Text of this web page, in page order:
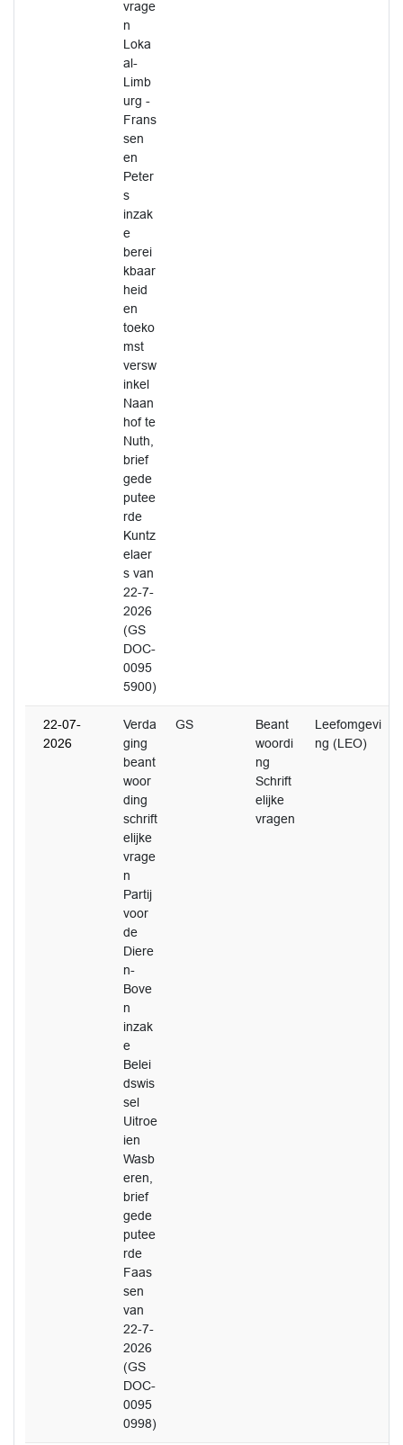
vrage
n
Loka
al-
Limb
urg -
Frans
sen
en
Peter
s
inzak
e
berei
kbaar
heid
en
toeko
mst
versw
inkel
Naan
hof te
Nuth,
brief
gede
putee
rde
Kuntz
elaer
s van
22-7-
2026
(GS
DOC-
0095
5900)
22-07-
2026
Verda
ging
beant
woor
ding
schrift
elijke
vrage
n
Partij
voor
de
Diere
n-
Bove
n
inzak
e
Belei
dswis
sel
Uitroe
ien
Wasb
eren,
brief
gede
putee
rde
Faas
sen
van
22-7-
2026
(GS
DOC-
0095
0998)
GS
Beant
woordi
ng
Schrift
elijke
vragen
Leefomgevi
ng (LEO)